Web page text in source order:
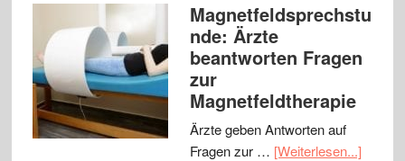
Magnetfeldsprechstu
nde: Ärzte
beantworten Fragen
zur
Magnetfeldtherapie
Ärzte geben Antworten auf
Fragen zur … [Weiterlesen...]